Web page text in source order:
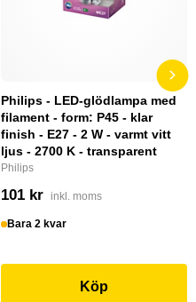
Philips - LED-glödlampa med
filament - form: P45 - klar
finish - E27 - 2 W - varmt vitt
ljus - 2700 K - transparent
Philips
101 kr inkl. moms
Bara 2 kvar
Köp